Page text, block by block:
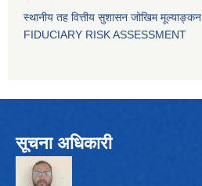
स्थानीय तह वित्तीय सुशासन जोखिम मूल्याङ्कन
FIDUCIARY RISK ASSESSMENT
सूचना अधिकारी